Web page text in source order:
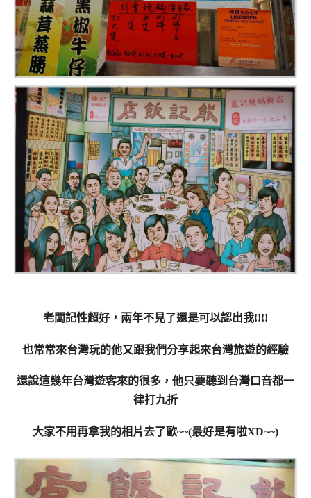
老闆記性超好，兩年不見了還是可以認出我!!!!
也常常來台灣玩的他又跟我們分享起來台灣旅遊的經驗
還說這幾年台灣遊客來的很多，他只要聽到台灣口音都一
律打九折
大家不用再拿我的相片去了歐~~(最好是有啦XD~~)